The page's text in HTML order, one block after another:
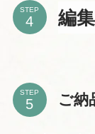
STEP 編
STEP ご納